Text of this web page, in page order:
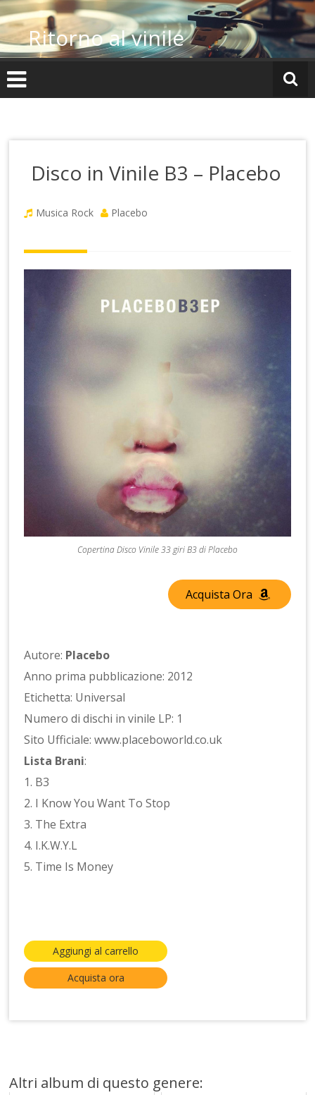
Vai
al
contenutoRitorno al vinile
Disco in Vinile B3 – Placebo
Musica Rock Placebo
Copertina Disco Vinile 33 giri B3 di Placebo
Acquista Ora
Autore: Placebo
Anno prima pubblicazione: 2012
Etichetta: Universal
Numero di dischi in vinile LP: 1
Sito Ufficiale: www.placeboworld.co.uk
Lista Brani:
1. B3
2. I Know You Want To Stop
3. The Extra
4. I.K.W.Y.L
5. Time Is Money
Aggiungi al carrello
Acquista ora
Altri album di questo genere: